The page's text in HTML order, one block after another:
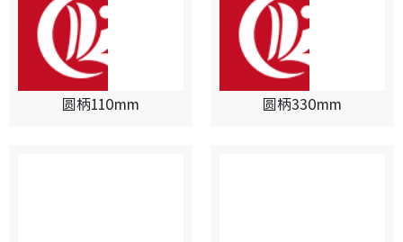
圆柄110mm 圆柄330mm